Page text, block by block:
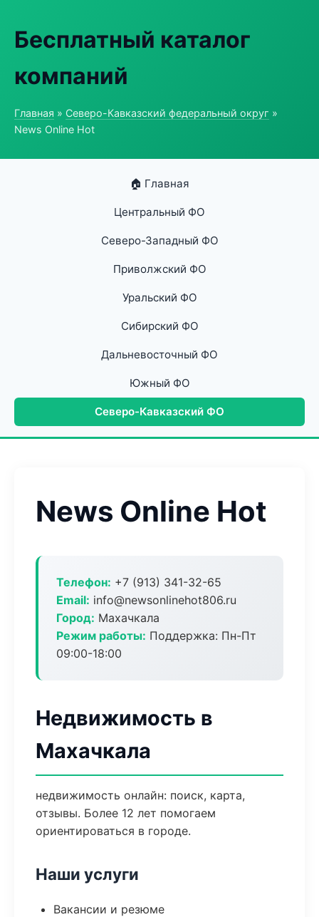
Бесплатный каталог
компаний
Главная » Северо-Кавказский федеральный округ »
News Online Hot
🏠 Главная
Центральный ФО
Северо-Западный ФО
Приволжский ФО
Уральский ФО
Сибирский ФО
Дальневосточный ФО
Южный ФО
Северо-Кавказский ФО
News Online Hot
Телефон: +7 (913) 341-32-65
Email: info@newsonlinehot806.ru
Город: Махачкала
Режим работы: Поддержка: Пн-Пт
09:00-18:00
Недвижимость в
Махачкала
недвижимость онлайн: поиск, карта,
отзывы. Более 12 лет помогаем
ориентироваться в городе.
Наши услуги
Вакансии и резюме